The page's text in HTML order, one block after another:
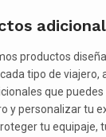
productos
tipo de viajero,
que
y personalizar tu
tu equipaje,